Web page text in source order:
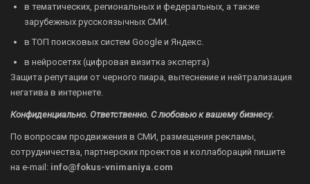
в тематических, региональных и федеральных, а также
зарубежных русскоязычных СМИ.
в ТОП поисковых систем Google и Яндекс.
в нейросетях (цифровая визитка эксперта)
Защита репутации от черного пиара, вытеснение и нейтрализация
негатива в интернете.
Конфиденциально. Ответственно. С любовью к вашему бизнесу.
По вопросам продвижения в СМИ, размещения рекламы,
сотрудничества, партнерских проектов и коллабораций пишите
на e-mail: info@fokus-vnimaniya.com